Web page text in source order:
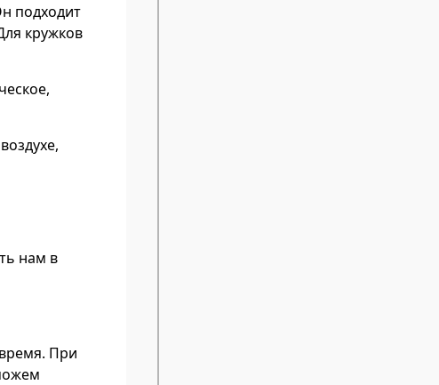
подходит
кружков
нам в
При